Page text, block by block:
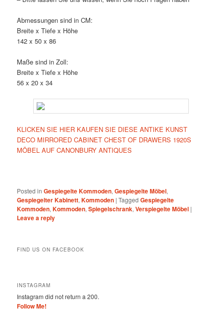
Abmessungen sind in CM:
Breite x Tiefe x Höhe
142 x 50 x 86
Maße sind in Zoll:
Breite x Tiefe x Höhe
56 x 20 x 34
KLICKEN SIE HIER KAUFEN SIE DIESE ANTIKE KUNST
DECO MIRRORED CABINET CHEST OF DRAWERS 1920S
MÖBEL AUF CANONBURY ANTIQUES
Posted in Gespiegelte Kommoden,Gespiegelte Möbel,
Gespiegelter Kabinett,Kommoden |Tagged Gespiegelte
Kommoden,Kommoden,Spiegelschrank,Verspiegelte Möbel |
Leave a reply
FIND US ON FACEBOOK
INSTAGRAM
Instagram did not return a 200.
Follow Me!